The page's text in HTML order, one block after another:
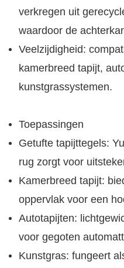
verkregen uit
waardoor de
Veelzijdigheid:
kamerbreed tapijt,
kunstgrassystemen.
Toepassingen
Getufte tapijttegels:
rug zorgt voor
Kamerbreed tapijt:
oppervlak voor een
Autotapijten:
voor gegoten
Kunstgras: fungeert